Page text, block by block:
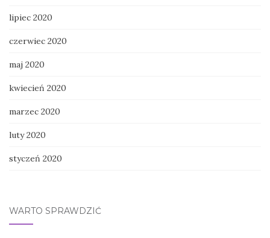
lipiec 2020
czerwiec 2020
maj 2020
kwiecień 2020
marzec 2020
luty 2020
styczeń 2020
WARTO SPRAWDZIĆ